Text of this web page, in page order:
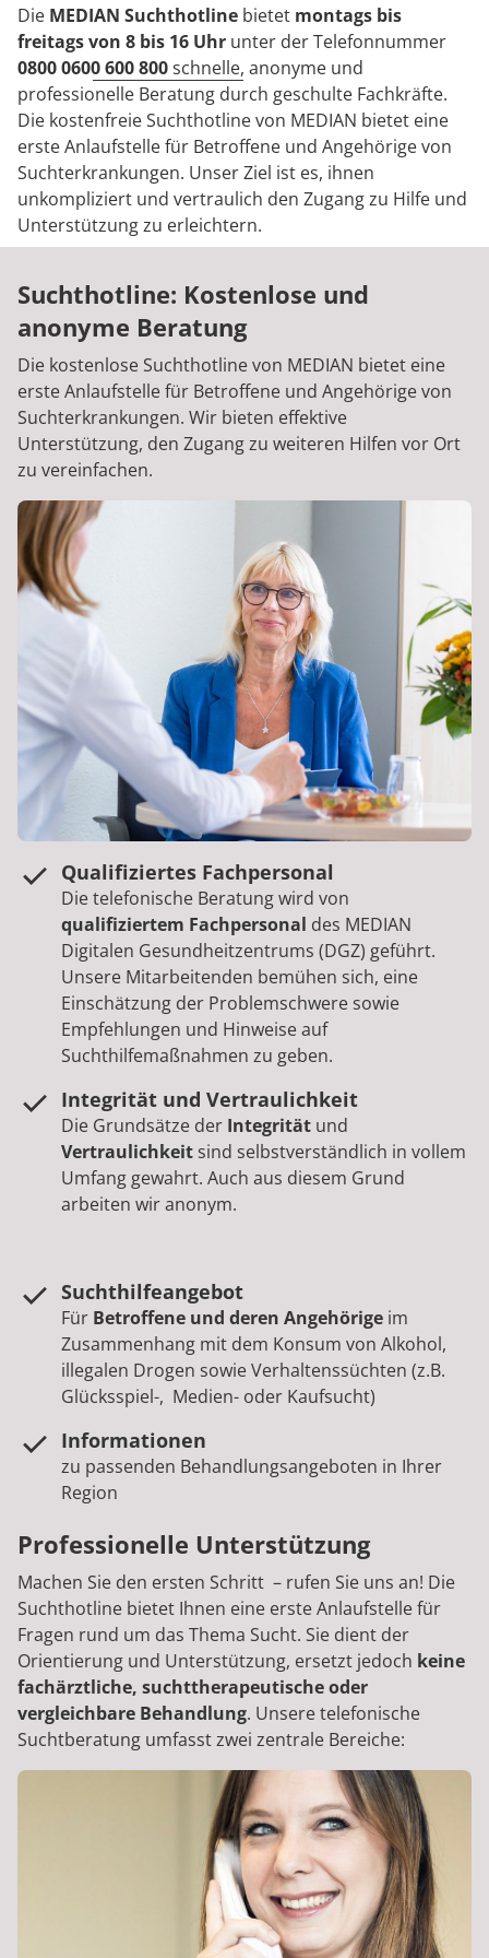
Blog
Karriere
Die MEDIAN Suchthotline bietet montags bis
freitags von 8 bis 16 Uhr unter der Telefonnummer
0800 0600 600 800schnelle, anonyme und
professionelle Beratung durch geschulte Fachkräfte.
Die kostenfreie Suchthotline von MEDIAN bietet eine
erste Anlaufstelle für Betroffene und Angehörige von
Suchterkrankungen. Unser Ziel ist es, ihnen
unkompliziert und vertraulich den Zugang zu Hilfe und
Unterstützung zu erleichtern.
Suchthotline: Kostenlose und
anonyme Beratung
Die kostenlose Suchthotline von MEDIAN bietet eine
erste Anlaufstelle für Betroffene und Angehörige von
Suchterkrankungen. Wir bieten effektive
Unterstützung, den Zugang zu weiteren Hilfen vor Ort
zu vereinfachen.
Qualifiziertes Fachpersonal
Die telefonische Beratung wird von
qualifiziertem Fachpersonal des MEDIAN
Digitalen Gesundheitzentrums (DGZ) geführt.
Unsere Mitarbeitenden bemühen sich, eine
Einschätzung der Problemschwere sowie
Empfehlungen und Hinweise auf
Suchthilfemaßnahmen zu geben.
Integrität und Vertraulichkeit
Die Grundsätze der Integrität und
Vertraulichkeitsind selbstverständlich in vollem
Umfang gewahrt. Auch aus diesem Grund
arbeiten wir anonym.
Suchthilfeangebot
Für Betroffene und deren Angehörige im
Zusammenhang mit dem Konsum von Alkohol,
illegalen Drogen sowie Verhaltenssüchten (z.B.
Glücksspiel-, Medien- oder Kaufsucht)
Informationen
zu passenden Behandlungsangeboten in Ihrer
Region
Professionelle Unterstützung
Machen Sie den ersten Schritt – rufen Sie uns an! Die
Suchthotline bietet Ihnen eine erste Anlaufstelle für
Fragen rund um das Thema Sucht. Sie dient der
Orientierung und Unterstützung, ersetzt jedoch keine
fachärztliche, suchttherapeutische oder
vergleichbare Behandlung. Unsere telefonische
Suchtberatung umfasst zwei zentrale Bereiche: